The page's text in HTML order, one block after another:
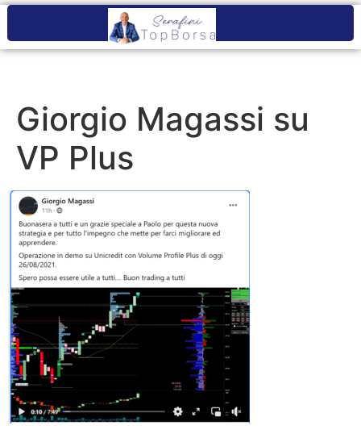
Giorgio Magassi su
VP Plus